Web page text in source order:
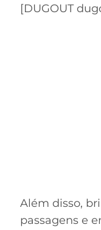
[DUGOUT
Além disso,
passagens e